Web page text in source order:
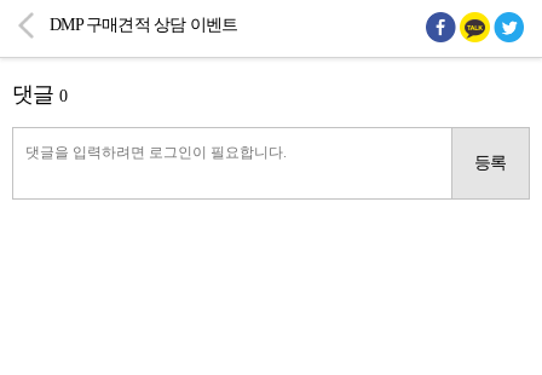
DMP 구매견적 상담 이벤트
댓글 0
등록